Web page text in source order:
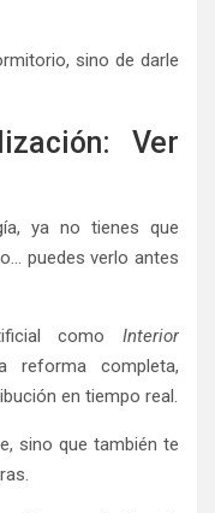
sino de darle
Ver
ya no tienes que
puedes verlo antes
como Interior
reforma completa,
en tiempo real.
sino que también te